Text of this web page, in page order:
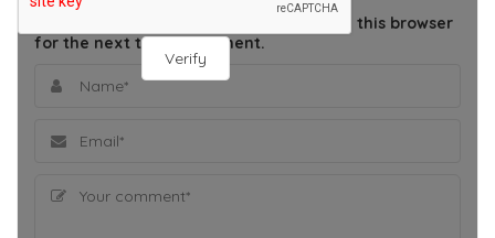
Verify
Save my name, email, and website in this browser
for the next time I comment.